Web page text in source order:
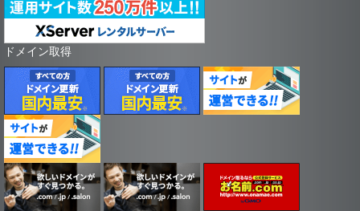
ドメイン取得